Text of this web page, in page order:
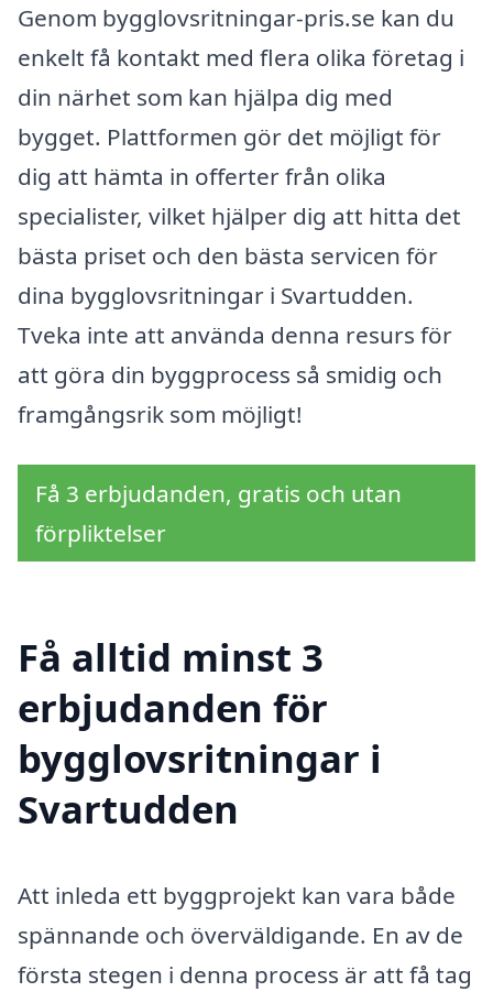
Genom bygglovsritningar-pris.se kan du
enkelt få kontakt med flera olika företag i
din närhet som kan hjälpa dig med
bygget. Plattformen gör det möjligt för
dig att hämta in offerter från olika
specialister, vilket hjälper dig att hitta det
bästa priset och den bästa servicen för
dina bygglovsritningar i Svartudden.
Tveka inte att använda denna resurs för
att göra din byggprocess så smidig och
framgångsrik som möjligt!
Få 3 erbjudanden, gratis och utan
förpliktelser
Få alltid minst 3
erbjudanden för
bygglovsritningar i
Svartudden
Att inleda ett byggprojekt kan vara både
spännande och överväldigande. En av de
första stegen i denna process är att få tag